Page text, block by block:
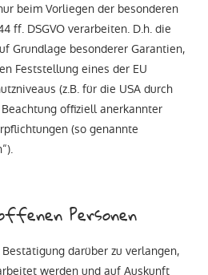
beim Vorliegen der besonderen
ff. DSGVO verarbeiten. D.h. die
Grundlage besonderer Garantien,
Feststellung eines der EU
(z.B. für die USA durch
offiziell anerkannter
(so genannte
Personen
darüber zu verlangen,
werden und auf Auskunft